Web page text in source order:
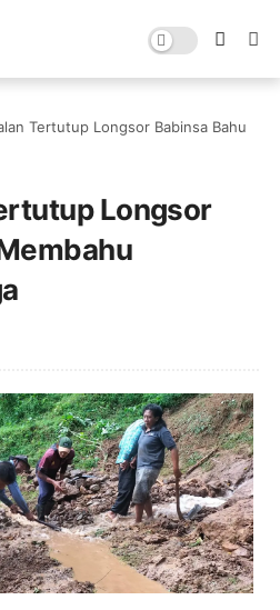
Tertutup Longsor Babinsa Bahu
Longsor